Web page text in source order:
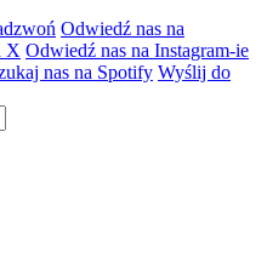
Odwiedź nas na
X Odwiedź nas na Instagram-ie
nas na Spotify Wyślij do